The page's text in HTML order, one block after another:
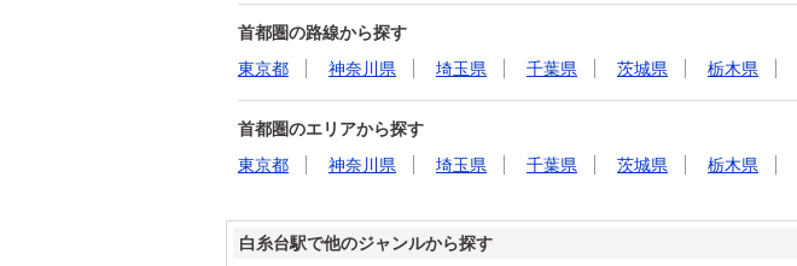
首都圏の路線から探す
東京都
神奈川県 埼玉県 千葉県 茨城県 栃木県
首都圏のエリアから探す
東京都
神奈川県 埼玉県 千葉県 茨城県 栃木県
白糸台駅で他のジャンルから探す